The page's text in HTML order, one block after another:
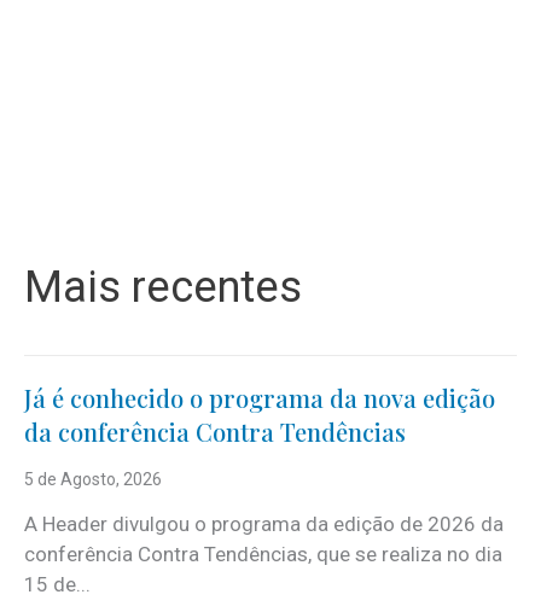
Mais recentes
Já é conhecido o programa da nova edição
da conferência Contra Tendências
5 de Agosto, 2026
A Header divulgou o programa da edição de 2026 da
conferência Contra Tendências, que se realiza no dia
15 de...